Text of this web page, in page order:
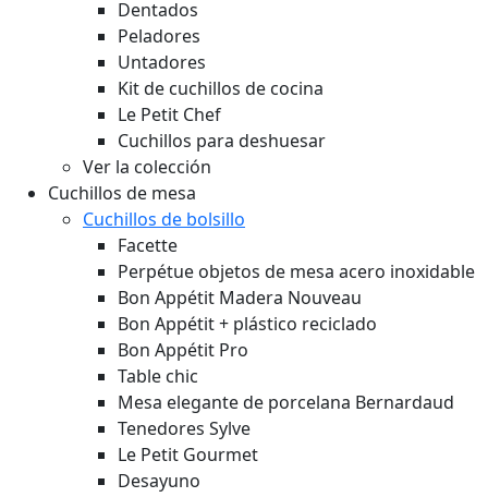
Dentados
Peladores
Untadores
Kit de cuchillos de cocina
Le Petit Chef
Cuchillos para deshuesar
Ver la colección
Cuchillos de mesa
Cuchillos de bolsillo
Facette
Perpétue objetos de mesa acero inoxidable
Bon Appétit Madera Nouveau
Bon Appétit + plástico reciclado
Bon Appétit Pro
Table chic
Mesa elegante de porcelana Bernardaud
Tenedores Sylve
Le Petit Gourmet
Desayuno